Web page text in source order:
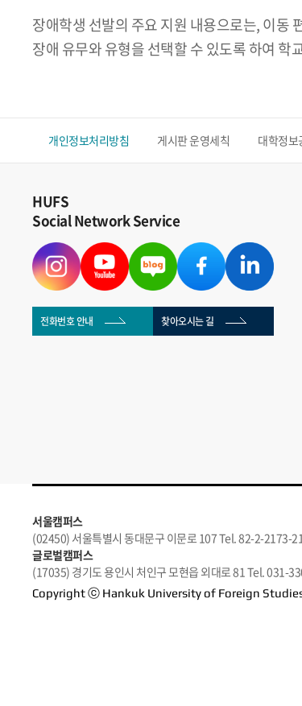
장애학생 선발의 주요 지원 내용으로는, 이동
장애 유무와 유형을 선택할 수 있도록 하여
개인정보처리방침 게시판 운영세칙 대학정보
HUFS
Social Network Service
전화번호 안내 찾아오시는 길
서울캠퍼스
(02450) 서울특별시 동대문구 이문로 107 Tel. 82-2-2173-
글로벌캠퍼스
(17035) 경기도 용인시 처인구 모현읍 외대로 81 Tel. 031-
Copyright ⓒ Hankuk University of Foreign